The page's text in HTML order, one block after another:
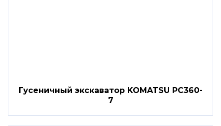
Гусеничный экскаватор KOMATSU PC360-
7